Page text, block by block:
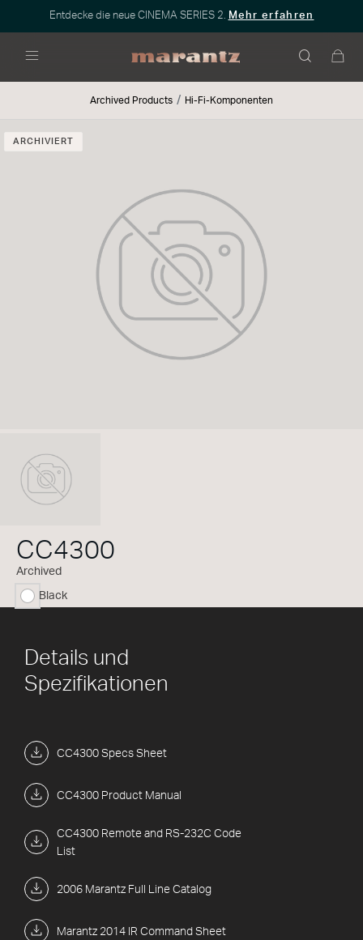
Entdecke die neue CINEMA SERIES 2. Mehr erfahren
Archived Products Hi-Fi-Komponenten
ARCHIVIERT
CC4300
Archived
ausgewählt
Black
Details und
Spezifikationen
CC4300 Specs Sheet
CC4300 Product Manual
CC4300 Remote and RS-232C Code
List
2006 Marantz Full Line Catalog
Marantz 2014 IR Command Sheet